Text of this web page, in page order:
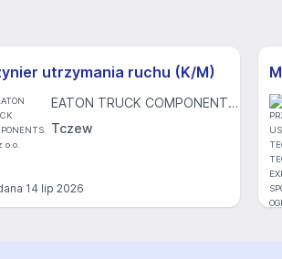
utrzymania ruchu (K/M)
EATON TRUCK COMPONENTS Sp. z o.o.
Tczew
14 lip 2026